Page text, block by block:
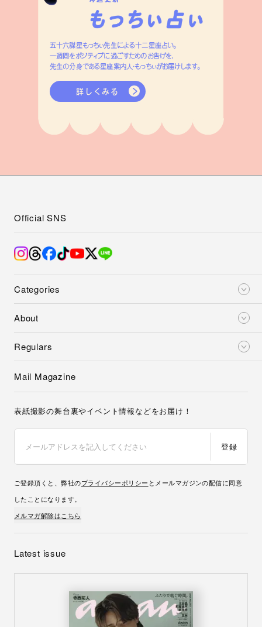
五十六謀星もっちぃ先生による十二星座占い。
一週間をポジティブに過ごすためのお告げを、
先生の分身である星座案内人・もっちぃがお届けします。
詳しくみる
Categories
About
Regulars
Official SNS
Mail Magazine
表紙撮影の舞台裏やイベント情報などをお届け！
登録
ご登録頂くと、弊社のプライバシーポリシー とメールマガジンの配信に同意
したことになります。
メルマガ解除はこちら
Latest issue